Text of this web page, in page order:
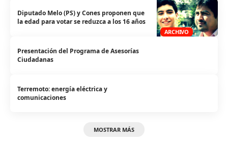
ARCHIVO
Diputado Melo (PS) y Cones proponen que
la edad para votar se reduzca a los 16 años
Presentación del Programa de Asesorías
Ciudadanas
Terremoto: energía eléctrica y
comunicaciones
MOSTRAR MÁS